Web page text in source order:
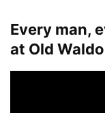
Every man,
at Old